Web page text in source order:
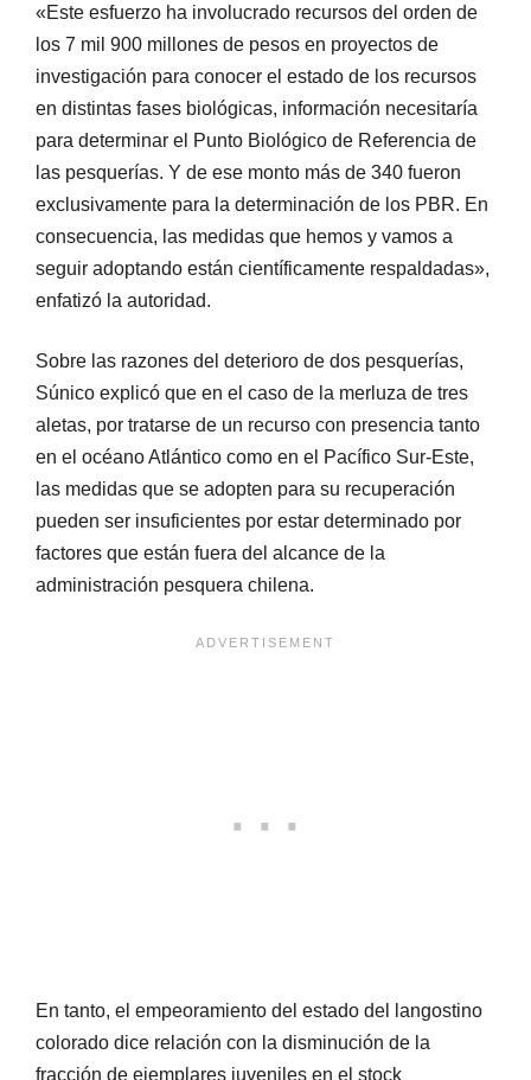
«Este esfuerzo ha involucrado recursos del orden de
los 7 mil 900 millones de pesos en proyectos de
investigación para conocer el estado de los recursos
en distintas fases biológicas, información necesitaría
para determinar el Punto Biológico de Referencia de
las pesquerías. Y de ese monto más de 340 fueron
exclusivamente para la determinación de los PBR. En
consecuencia, las medidas que hemos y vamos a
seguir adoptando están científicamente respaldadas»,
enfatizó la autoridad.
Sobre las razones del deterioro de dos pesquerías,
Súnico explicó que en el caso de la merluza de tres
aletas, por tratarse de un recurso con presencia tanto
en el océano Atlántico como en el Pacífico Sur-Este,
las medidas que se adopten para su recuperación
pueden ser insuficientes por estar determinado por
factores que están fuera del alcance de la
administración pesquera chilena.
En tanto, el empeoramiento del estado del langostino
colorado dice relación con la disminución de la
fracción de ejemplares juveniles en el stock